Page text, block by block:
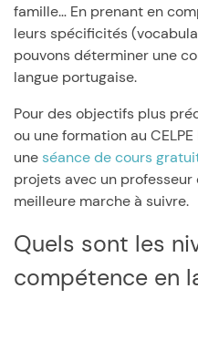
famille… En prenant en
leurs spécificités
pouvons déterminer une
langue portugaise.
Pour des objectifs plus
ou une formation au
uneséance de cours
projets avec un
meilleure marche à suivre.
Quels sont les niveaux de
compétence en